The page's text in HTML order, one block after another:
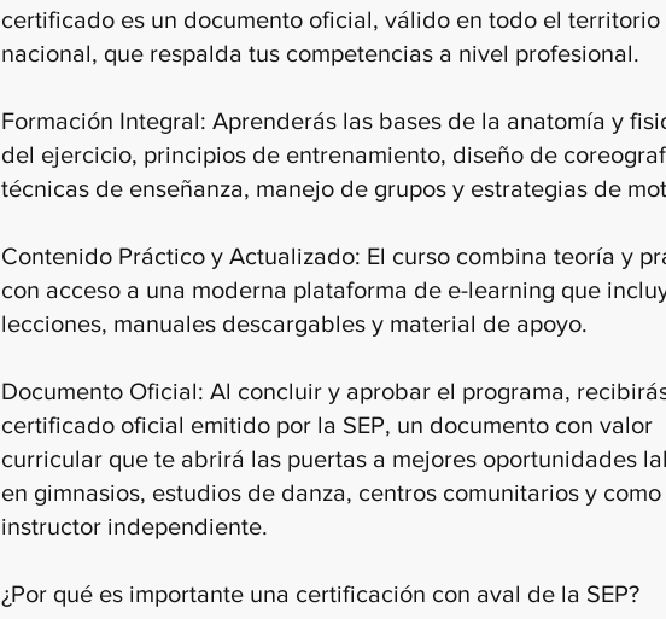
certificado es un documento oficial, válido en todo el territorio
nacional, que respalda tus competencias a nivel profesional.
Formación Integral: Aprenderás las bases de la anatomía y
del ejercicio, principios de entrenamiento, diseño de
técnicas de enseñanza, manejo de grupos y estrategias de
Contenido Práctico y Actualizado: El curso combina teoría y
con acceso a una moderna plataforma de e-learning que
lecciones, manuales descargables y material de apoyo.
Documento Oficial: Al concluir y aprobar el programa,
certificado oficial emitido por la SEP, un documento con valor
curricular que te abrirá las puertas a mejores oportunidades
en gimnasios, estudios de danza, centros comunitarios y como
instructor independiente.
¿Por qué es importante una certificación con aval de la SEP?